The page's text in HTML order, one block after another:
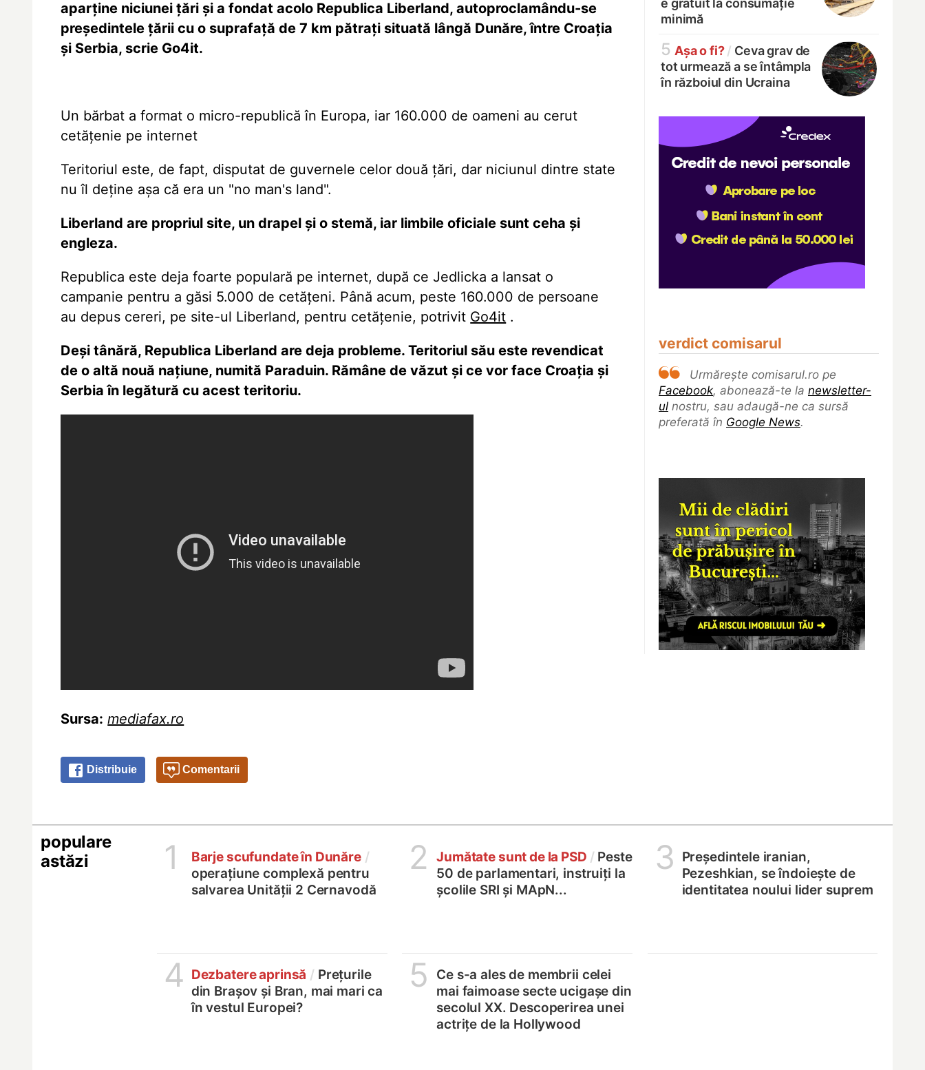
e gratuit la consumație
minimă
5 Așa o fi? / Ceva grav de
tot urmează a se întâmpla
în războiul din Ucraina
verdict comisarul
Urmărește comisarul.ro pe
Facebook, abonează-te la newsletter-
ul nostru, sau adaugă-ne ca sursă
preferată în Google News.
aparţine niciunei ţări şi a fondat acolo Republica Liberland, autoproclamându-se
preşedintele ţării cu o suprafaţă de 7 km pătraţi situată lângă Dunăre, între Croaţia
şi Serbia, scrie Go4it.
Un bărbat a format o micro-republică în Europa, iar 160.000 de oameni au cerut
cetăţenie pe internet
Teritoriul este, de fapt, disputat de guvernele celor două ţări, dar niciunul dintre state
nu îl deţine aşa că era un "no man's land".
Liberland are propriul site, un drapel şi o stemă, iar limbile oficiale sunt ceha şi
engleza.
Republica este deja foarte populară pe internet, după ce Jedlicka a lansat o
campanie pentru a găsi 5.000 de cetăţeni. Până acum, peste 160.000 de persoane
au depus cereri, pe site-ul Liberland, pentru cetăţenie, potrivit Go4it .
Deşi tânără, Republica Liberland are deja probleme. Teritoriul său este revendicat
de o altă nouă naţiune, numită Paraduin. Rămâne de văzut şi ce vor face Croaţia şi
Serbia în legătură cu acest teritoriu.
Sursa: mediafax.ro
Distribuie Comentarii
populare
astăzi
1 Barje scufundate în Dunăre /
operațiune complexă pentru
salvarea Unității 2 Cernavodă
2 Jumătate sunt de la PSD / Peste
50 de parlamentari, instruiți la
școlile SRI și MApN...
3
Președintele iranian,
Pezeshkian, se îndoiește de
identitatea noului lider suprem
4 Dezbatere aprinsă / Prețurile
din Brașov și Bran, mai mari ca
în vestul Europei?
5
Ce s-a ales de membrii celei
mai faimoase secte ucigașe din
secolul XX. Descoperirea unei
actrițe de la Hollywood